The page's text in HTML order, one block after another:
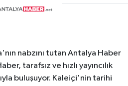
nabzını tutan Antalya Haber
tarafsız ve hızlı yayıncılık
buluşuyor. Kaleiçi'nin tarihi